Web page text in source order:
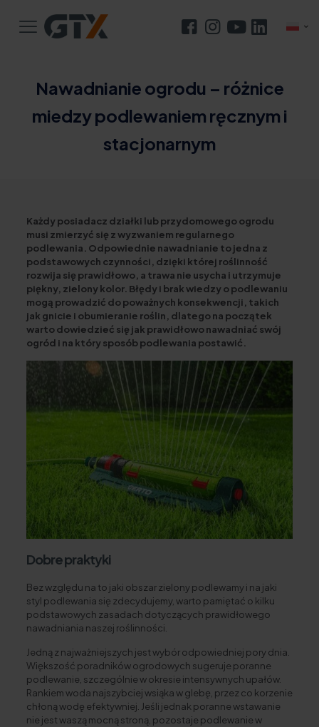
Nawadnianie ogrodu – różnice
miedzy podlewaniem ręcznym i
stacjonarnym
Każdy posiadacz działki lub przydomowego ogrodu
musi zmierzyć się z wyzwaniem regularnego
podlewania. Odpowiednie nawadnianie to jedna z
podstawowych czynności, dzięki której roślinność
rozwija się prawidłowo, a trawa nie usycha i utrzymuje
piękny, zielony kolor. Błędy i brak wiedzy o podlewaniu
mogą prowadzić do poważnych konsekwencji, takich
jak gnicie i obumieranie roślin, dlatego na początek
warto dowiedzieć się jak prawidłowo nawadniać swój
ogród i na który sposób podlewania postawić.
Dobre praktyki
Bez względu na to jaki obszar zielony podlewamy i na jaki
styl podlewania się zdecydujemy, warto pamiętać o kilku
podstawowych zasadach dotyczących prawidłowego
nawadniania naszej roślinności.
Jedną z najważniejszych jest wybór odpowiedniej pory dnia.
Większość poradników ogrodowych sugeruje poranne
podlewanie, szczególnie w okresie intensywnych upałów.
Rankiem woda najszybciej wsiąka w glebę, przez co korzenie
chłoną wodę efektywniej. Jeśli jednak poranne wstawanie
nie jest waszą mocną stroną, pozostaje podlewanie w